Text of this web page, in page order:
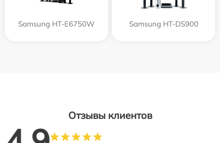
Samsung HT-E6750W Samsung HT-DS900
Отзывы клиентов